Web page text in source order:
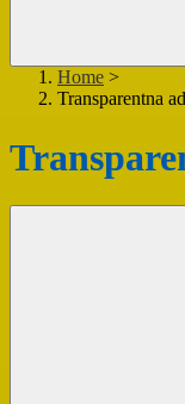
Home >
Transparentna